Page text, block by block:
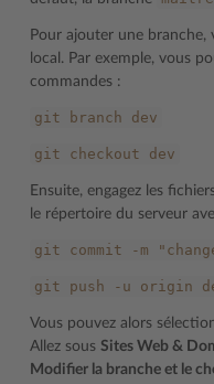
Pour ajouter une branche,
local. Par exemple, vous
commandes :
git branch dev
git checkout dev
Ensuite, engagez les
le répertoire du serveur
git commit -m
git push -u origin
Vous pouvez alors
Allez sous Sites Web &
Modifier la branche et le